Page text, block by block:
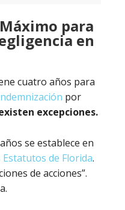
para
en
cuatro años para
por
excepciones.
se establece en
Estatutos de Florida.
de acciones”.